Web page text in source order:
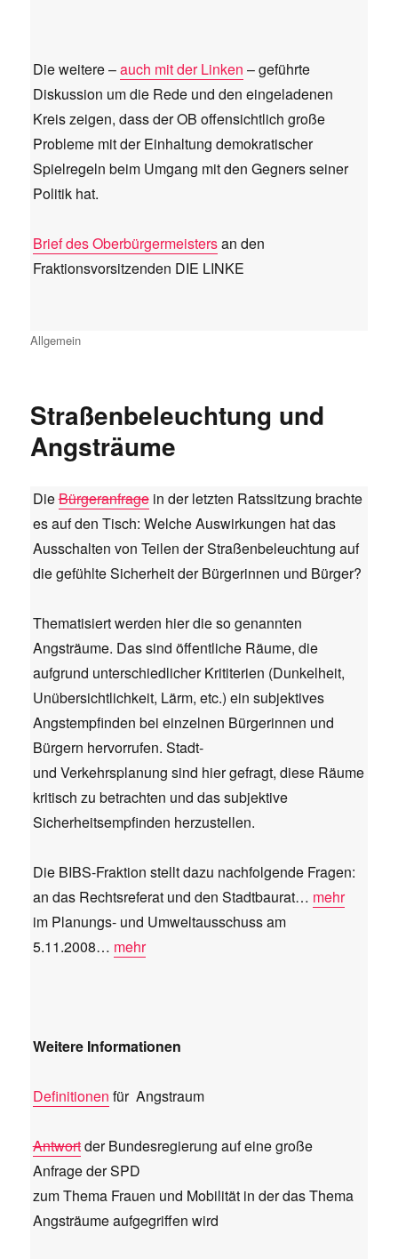
Die weitere –auch mit der Linken – geführte
Diskussion um die Rede und den eingeladenen
Kreis zeigen, dass der OB offensichtlich große
Probleme mit der Einhaltung demokratischer
Spielregeln beim Umgang mit den Gegners seiner
Politik hat.
Brief des Oberbürgermeistersan den
Fraktionsvorsitzenden DIE LINKE
Kategorien
Allgemein
Straßenbeleuchtung und
Angsträume
DieBürgeranfragein der letzten Ratssitzung brachte
es auf den Tisch: Welche Auswirkungen hat das
Ausschalten von Teilen der Straßenbeleuchtung auf
die gefühlte Sicherheit der Bürgerinnen und Bürger?
Thematisiert werden hier die so genannten
Angsträume. Das sind öffentliche Räume, die
aufgrund unterschiedlicher Krititerien (Dunkelheit,
Unübersichtlichkeit, Lärm, etc.) ein subjektives
Angstempfinden bei einzelnen Bürgerinnen und
Bürgern hervorrufen. Stadt-
und Verkehrsplanung sind hier gefragt, diese Räume
kritisch zu betrachten und das subjektive
Sicherheitsempfinden herzustellen.
Die BIBS-Fraktion stellt dazu nachfolgende Fragen:
an das Rechtsreferat und den Stadtbaurat… mehr
im Planungs- und Umweltausschuss am
5.11.2008… mehr
Weitere Informationen
Definitionen für Angstraum
Antwortder Bundesregierung auf eine große
Anfrage der SPD
zum Thema Frauen und Mobilität in der das Thema
Angsträume aufgegriffen wird